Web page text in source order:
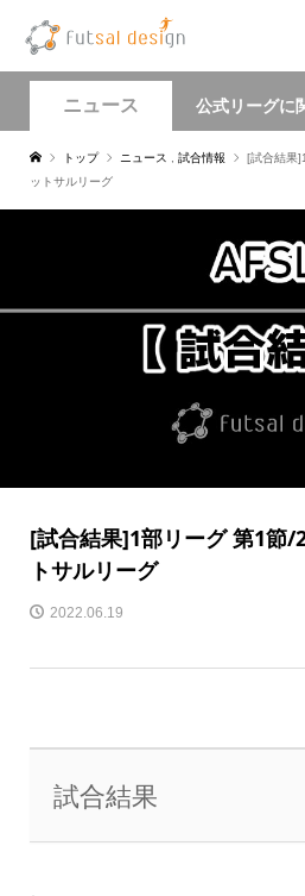
ニュース 公式リーグに
トップ ニュース 試合情報
[試合結果
ットサルリーグ
[試合結果]1部リーグ 第1節/
トサルリーグ
2022.06.19
試合結果